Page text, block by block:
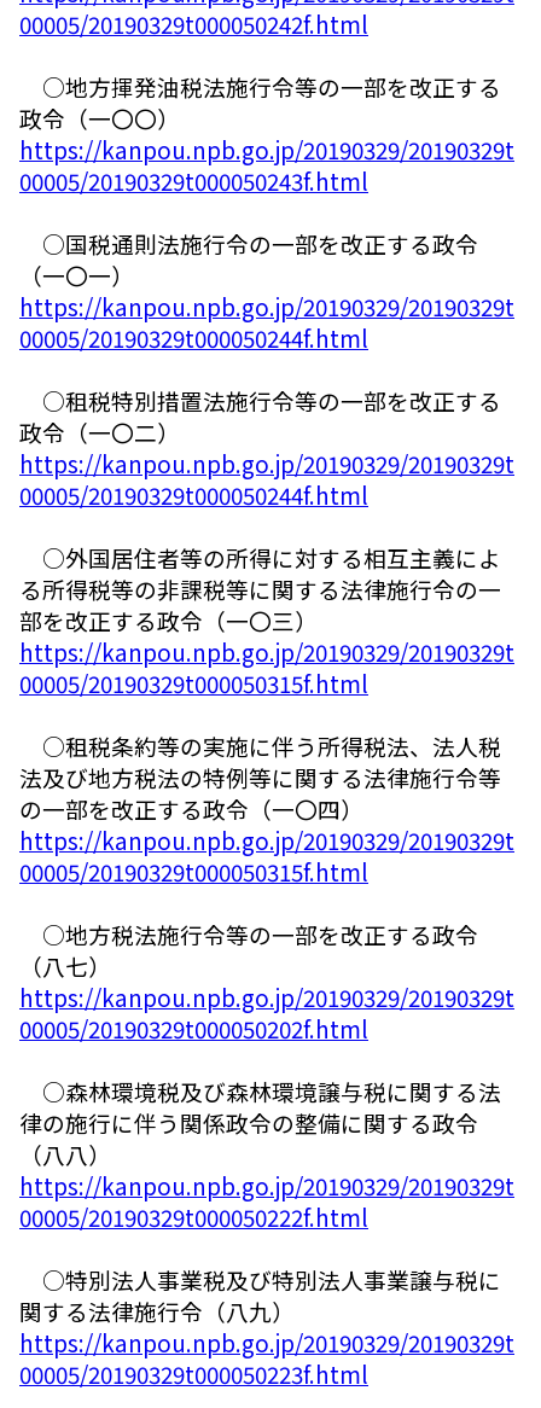
00005/20190329t000050242f.html
○地方揮発油税法施行令等の一部を改正する
政令（一〇〇）
https://kanpou.npb.go.jp/20190329/20190329t
00005/20190329t000050243f.html
○国税通則法施行令の一部を改正する政令
（一〇一）
https://kanpou.npb.go.jp/20190329/20190329t
00005/20190329t000050244f.html
○租税特別措置法施行令等の一部を改正する
政令（一〇二）
https://kanpou.npb.go.jp/20190329/20190329t
00005/20190329t000050244f.html
○外国居住者等の所得に対する相互主義によ
る所得税等の非課税等に関する法律施行令の一
部を改正する政令（一〇三）
https://kanpou.npb.go.jp/20190329/20190329t
00005/20190329t000050315f.html
○租税条約等の実施に伴う所得税法、法人税
法及び地方税法の特例等に関する法律施行令等
の一部を改正する政令（一〇四）
https://kanpou.npb.go.jp/20190329/20190329t
00005/20190329t000050315f.html
○地方税法施行令等の一部を改正する政令
（八七）
https://kanpou.npb.go.jp/20190329/20190329t
00005/20190329t000050202f.html
○森林環境税及び森林環境譲与税に関する法
律の施行に伴う関係政令の整備に関する政令
（八八）
https://kanpou.npb.go.jp/20190329/20190329t
00005/20190329t000050222f.html
○特別法人事業税及び特別法人事業譲与税に
関する法律施行令（八九）
https://kanpou.npb.go.jp/20190329/20190329t
00005/20190329t000050223f.html